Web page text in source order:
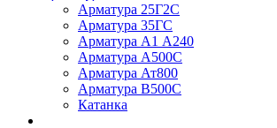
Арматура 25Г2С
Арматура 35ГС
Арматура А1 А240
Арматура А500С
Арматура Ат800
Арматура В500С
Катанка